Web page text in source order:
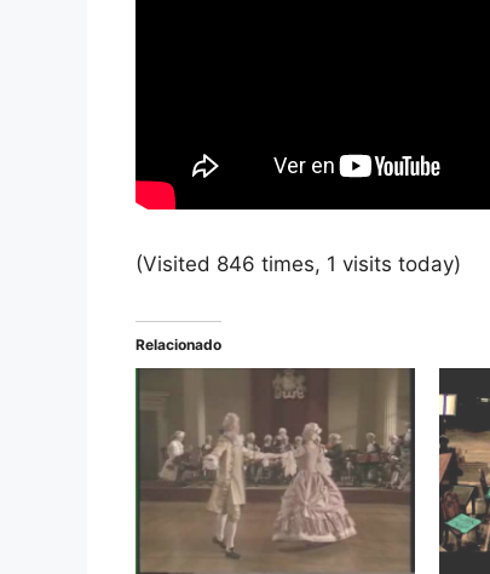
(Visited 846 times, 1 visits today)
Relacionado